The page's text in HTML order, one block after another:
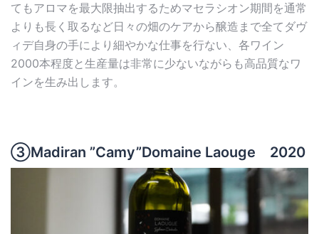
てもアロマを最大限抽出するためマセラシオン期間を通常
よりも長く取るなど日々の畑のケアから醸造まで全てダヴ
ィデ自身の手により細やかな仕事を行ない、各ワイン
2000本程度と生産量は非常に少ないながらも高品質なワ
インを生み出します。
③Madiran ”Camy”Domaine Laouge 2020